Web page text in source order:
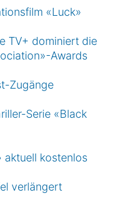
«Luck»
TV+ dominiert die
Awards
Zugänge
Serie «Black
aktuell kostenlos
verlängert